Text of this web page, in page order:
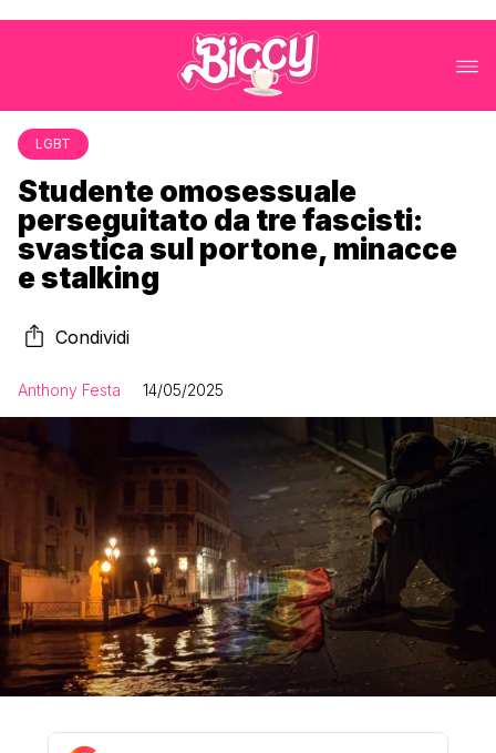
LGBT
Studente omosessuale
perseguitato da tre fascisti:
svastica sul portone, minacce
e stalking
Condividi
Anthony Festa 14/05/2025